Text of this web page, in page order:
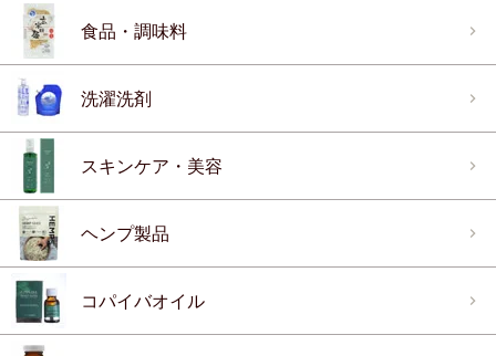
食品・調味料
洗濯洗剤
スキンケア・美容
ヘンプ製品
コパイバオイル